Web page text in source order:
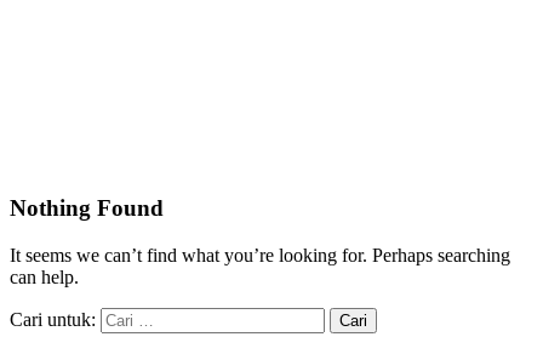
Nothing Found
It seems we can’t find what you’re looking for. Perhaps searching
can help.
Cari untuk: